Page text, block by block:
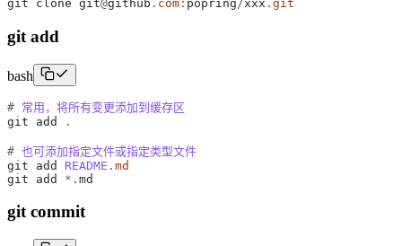
git
clone git@github . com : popring/xxx . git
git add
bash
# 常用，将所有变更添加到缓存区
git
add .
# 也可添加指定文件或指定类型文件
git
add README . md
git
add * . md
git commit